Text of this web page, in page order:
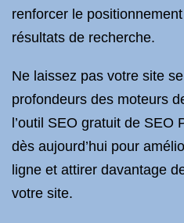
renforcer le
résultats de recherche.
Ne laissez pas votre site
profondeurs des moteurs
l’outil SEO gratuit de
dès aujourd’hui pour
ligne et attirer davantage
votre site.